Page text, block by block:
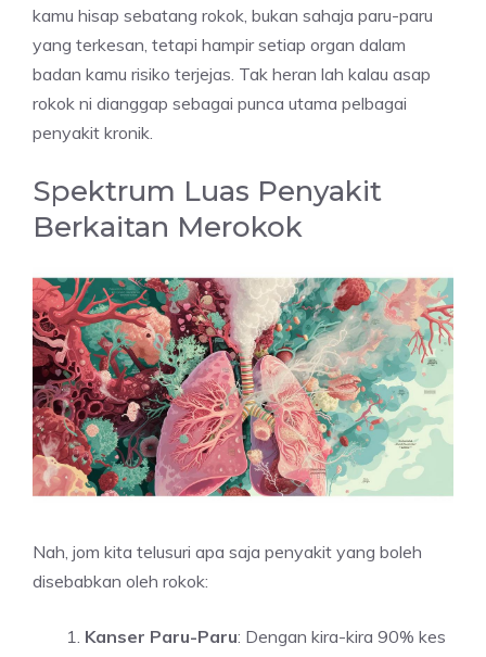
kamu hisap sebatang rokok, bukan sahaja paru-paru
yang terkesan, tetapi hampir setiap organ dalam
badan kamu risiko terjejas. Tak heran lah kalau asap
rokok ni dianggap sebagai punca utama pelbagai
penyakit kronik.
Spektrum Luas Penyakit
Berkaitan Merokok
Nah, jom kita telusuri apa saja penyakit yang boleh
disebabkan oleh rokok:
Kanser Paru-Paru: Dengan kira-kira 90% kes